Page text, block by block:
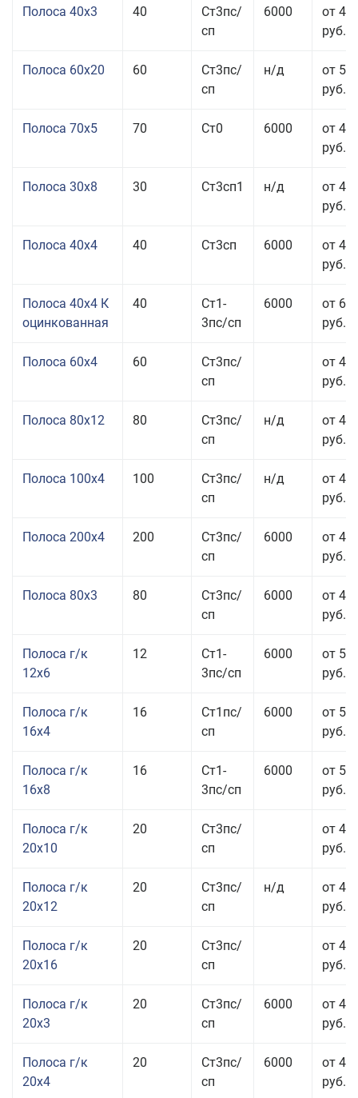
Полоса 40x3 40
Ст3пс/
сп
6000
от 46
руб.
Полоса 60x20 60
Ст3пс/
сп
н/д
от 53
руб.
Полоса 70x5 70 Ст0 6000
от 45
руб.
Полоса 30x8 30 Ст3сп1 н/д
от 44
руб.
Полоса 40x4 40 Ст3сп 6000
от 43
руб.
Полоса 40x4 К
оцинкованная
40
Ст1-
3пс/сп
6000
от 68
руб.
Полоса 60x4 60
Ст3пс/
сп
от 43
руб.
Полоса 80x12 80
Ст3пс/
сп
н/д
от 46
руб.
Полоса 100x4 100
Ст3пс/
сп
н/д
от 44
руб.
Полоса 200x4 200
Ст3пс/
сп
6000
от 48
руб.
Полоса 80x3 80
Ст3пс/
сп
6000
от 47
руб.
Полоса г/к
12x6
12
Ст1-
3пс/сп
6000
от 52
руб.
Полоса г/к
16x4
16
Ст1пс/
сп
6000
от 53
руб.
Полоса г/к
16x8
16
Ст1-
3пс/сп
6000
от 57
руб.
Полоса г/к
20x10
20
Ст3пс/
сп
от 43
руб.
Полоса г/к
20x12
20
Ст3пс/
сп
н/д
от 44
руб.
Полоса г/к
20x16
20
Ст3пс/
сп
от 48
руб.
Полоса г/к
20x3
20
Ст3пс/
сп
6000
от 47
руб.
Полоса г/к
20x4
20
Ст3пс/
сп
6000
от 44
руб.